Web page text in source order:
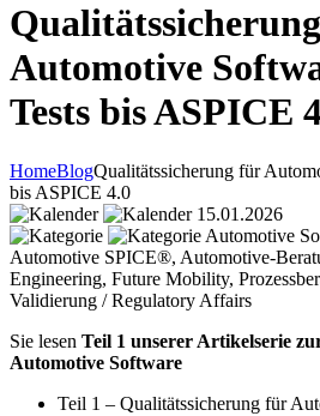
Automotive
Tests bis ASPICE
HomeBlogQualitätssicherung für
bis ASPICE 4.0
15.01.2026
Automotive
Automotive SPICE®, Automotive-
Engineering, Future Mobility,
Validierung / Regulatory Affairs
Sie lesen Teil 1 unserer Artikelserie
Automotive Software
Teil 1 – Qualitätssicherung für